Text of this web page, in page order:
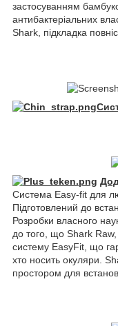
застосуванням
антибактеріальних
Shark, підкладка
Система Easy-fit для
Підготовлений до
Розробки власного
до того, що Shark
систему EasyFit, що
хто носить окуляри.
простором для